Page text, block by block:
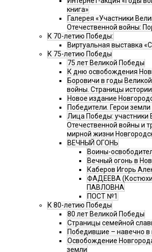
книга»
Галерея «Участники
Отечественной войны:
К 70-летию Победы:
Виртуальная выставка
К 75-летию Победы
75 лет Великой Победы
К дню освобождения
Боровичи в годы
войны. Страницы истории
Новое издание
Победители. Герои
Лица Победы: участники
Отечественной войны и
мирной жизни
ВЕЧНЫЙ ОГОНЬ
Воины-
Вечный огонь в
Каберов Игорь
ФАДЕЕВА
ПАВЛОВНА
ПОСТ №1
К 80-летию Победы
80 лет Великой Победы
Страницы семейной
Победившие – навечно в
Освобождение
земли